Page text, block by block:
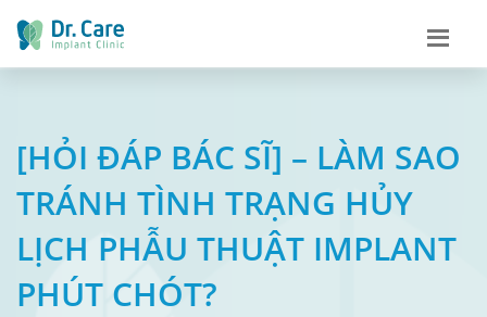
[HỎI ĐÁP BÁC SĨ] – LÀM SAO
TRÁNH TÌNH TRẠNG HỦY
LỊCH PHẪU THUẬT IMPLANT
PHÚT CHÓT?